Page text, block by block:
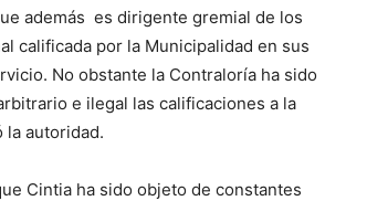
además es dirigente gremial de los
calificada por la Municipalidad en sus
No obstante la Contraloría ha sido
e ilegal las calificaciones a la
la autoridad.
Cintia ha sido objeto de constantes